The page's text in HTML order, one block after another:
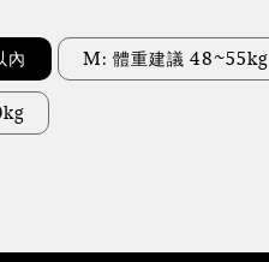
內 M: 體重建議 48~55kg